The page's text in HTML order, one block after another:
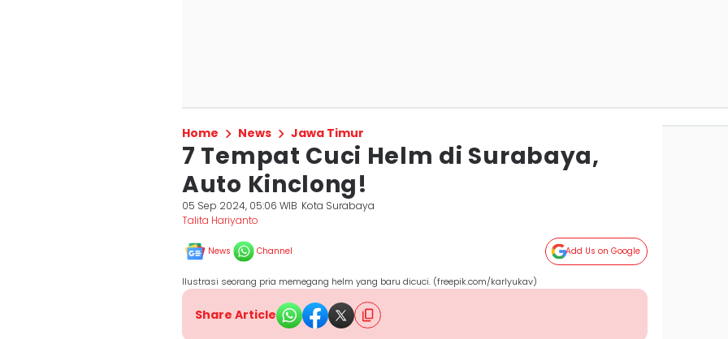
Home News Jawa Timur
7 Tempat Cuci Helm di Surabaya,
Auto Kinclong!
05 Sep 2024, 05:06 WIB Kota Surabaya
Talita Hariyanto
News Channel Add Us on Google
Ilustrasi seorang pria memegang helm yang baru dicuci. (freepik.com/karlyukav)
Share Article